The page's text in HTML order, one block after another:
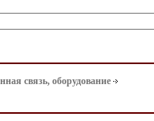
связь, оборудование